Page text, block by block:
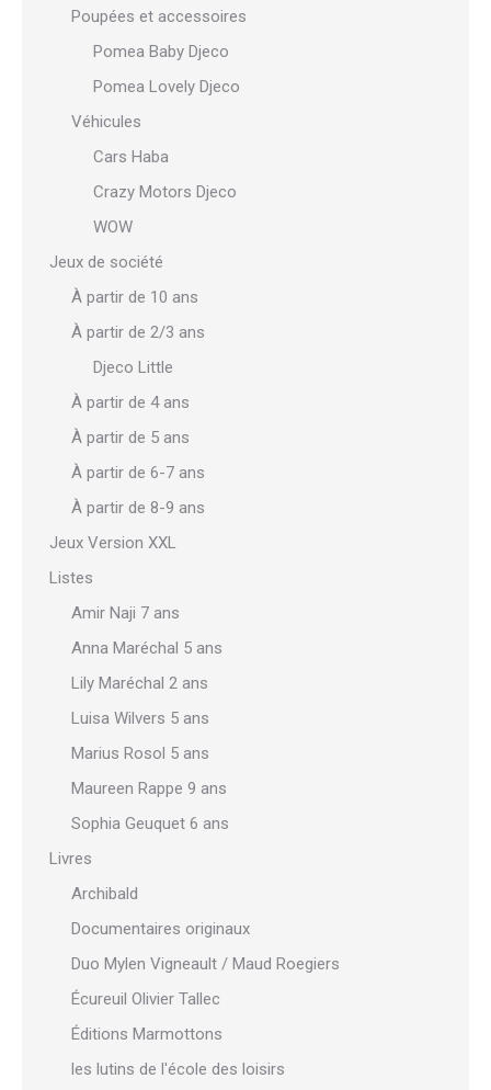
Poupées et accessoires
Pomea Baby Djeco
Pomea Lovely Djeco
Véhicules
Cars Haba
Crazy Motors Djeco
WOW
Jeux de société
À partir de 10 ans
À partir de 2/3 ans
Djeco Little
À partir de 4 ans
À partir de 5 ans
À partir de 6-7 ans
À partir de 8-9 ans
Jeux Version XXL
Listes
Amir Naji 7 ans
Anna Maréchal 5 ans
Lily Maréchal 2 ans
Luisa Wilvers 5 ans
Marius Rosol 5 ans
Maureen Rappe 9 ans
Sophia Geuquet 6 ans
Livres
Archibald
Documentaires originaux
Duo Mylen Vigneault / Maud Roegiers
Écureuil Olivier Tallec
Éditions Marmottons
les lutins de l'école des loisirs